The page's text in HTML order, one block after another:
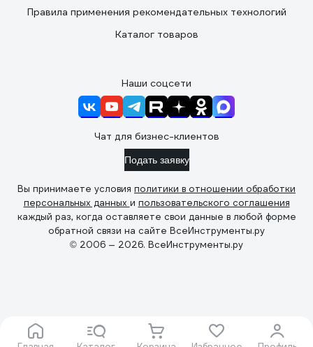
Правила применения рекомендательных технологий
Каталог товаров
Наши соцсети
Чат для бизнес-клиентов
Подать заявку
Вы принимаете условия политики в отношении обработки
персональных данных и пользовательского соглашения
каждый раз, когда оставляете свои данные в любой форме
обратной связи на сайте ВсеИнструменты.ру
© 2006 — 2026. ВсеИнструменты.ру